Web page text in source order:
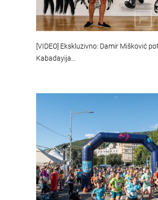
[VIDEO] Ekskluzivno: Damir Mišković
Kabadayija…